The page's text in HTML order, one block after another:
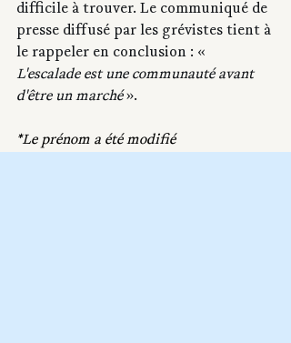
difficile à trouver. Le communiqué de
presse diffusé par les grévistes tient à
le rappeler en conclusion : «
L'escalade est une communauté avant
d'être un marché ».
*Le prénom a été modifié